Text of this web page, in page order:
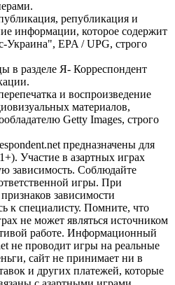
републикация и
информации, которое содержит
Украина", EPA / UPG, строго
в разделе Я- Корреспондент
и воспроизведение
материалов,
Getty Images, строго
предназначены для
Участие в азартных играх
зависимость. Соблюдайте
игры. При
зависимости
к специалисту. Помните, что
не может являться источником
работе. Информационный
не проводит игры на реальные
сайт не принимает ни в
и других платежей, которые